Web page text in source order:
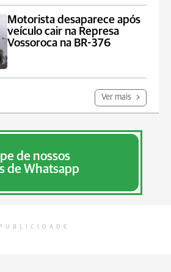
Motorista desaparece após
veículo cair na Represa
Vossoroca na BR-376
Ver mais
de nossos
de Whatsapp
PUBLICIDADE